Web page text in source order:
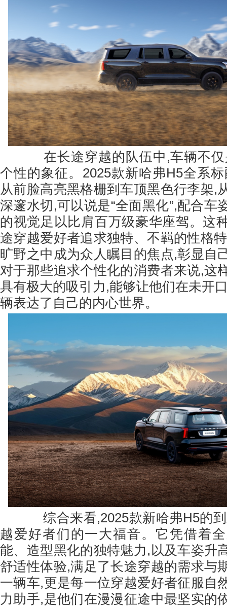
在长途穿越的队伍中,车辆不仅
个性的象征。2025款新哈弗H5全系
从前脸高亮黑格栅到车顶黑色行李架,
深邃水切,可以说是“全面黑化”,配合车
的视觉足以比肩百万级豪华座驾。这
途穿越爱好者追求独特、不羁的性格
旷野之中成为众人瞩目的焦点,彰显自
对于那些追求个性化的消费者来说,这
具有极大的吸引力,能够让他们在未开
辆表达了自己的内心世界。
综合来看,2025款新哈弗H5的到
越爱好者们的一大福音。它凭借着
能、造型黑化的独特魅力,以及车姿升
舒适性体验,满足了长途穿越的需求与
一辆车,更是每一位穿越爱好者征服自
力助手,是他们在漫漫征途中最坚实的